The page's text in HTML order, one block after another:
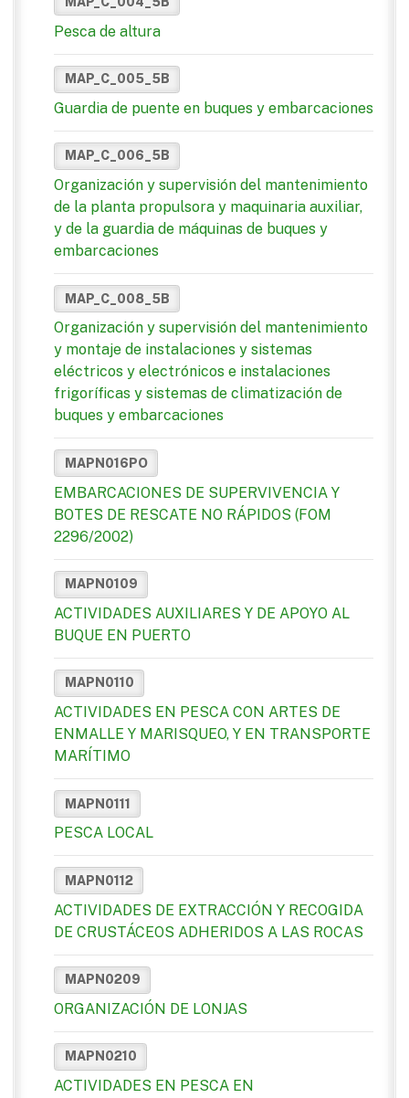
Pesca de altura
MAP_C_005_5B
Guardia de puente en buques y embarcaciones
MAP_C_006_5B
Organización y supervisión del mantenimiento
de la planta propulsora y maquinaria auxiliar,
y de la guardia de máquinas de buques y
embarcaciones
MAP_C_008_5B
Organización y supervisión del mantenimiento
y montaje de instalaciones y sistemas
eléctricos y electrónicos e instalaciones
frigoríficas y sistemas de climatización de
buques y embarcaciones
MAPN016PO
EMBARCACIONES DE SUPERVIVENCIA Y
BOTES DE RESCATE NO RÁPIDOS (FOM
2296/2002)
MAPN0109
ACTIVIDADES AUXILIARES Y DE APOYO AL
BUQUE EN PUERTO
MAPN0110
ACTIVIDADES EN PESCA CON ARTES DE
ENMALLE Y MARISQUEO, Y EN TRANSPORTE
MARÍTIMO
MAPN0111
PESCA LOCAL
MAPN0112
ACTIVIDADES DE EXTRACCIÓN Y RECOGIDA
DE CRUSTÁCEOS ADHERIDOS A LAS ROCAS
MAPN0209
ORGANIZACIÓN DE LONJAS
MAPN0210
ACTIVIDADES EN PESCA EN